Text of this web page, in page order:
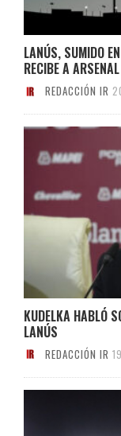
LANÚS, SUMIDO
RECIBE A ARSENAL
REDACCIÓN IR
KUDELKA HABLÓ
LANÚS
REDACCIÓN IR